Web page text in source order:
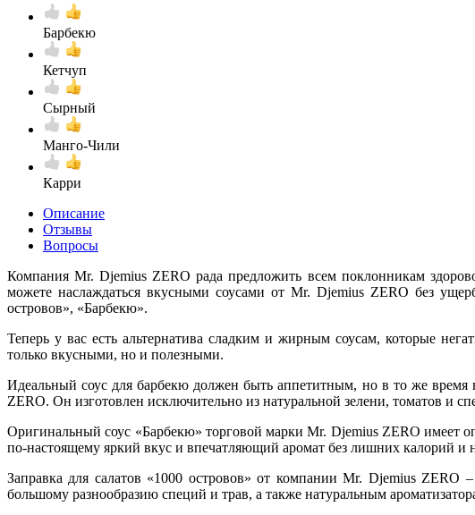
Барбекю
Кетчуп
Сырный
Манго-Чили
Карри
Описание
Отзывы
Вопросы
Компания Mr. Djemius ZERO рада предложить всем поклонникам
можете наслаждаться вкусными соусами от Mr. Djemius ZERO без
островов», «Барбекю».
Теперь у вас есть альтернатива сладким и жирным соусам, которые
только вкусными, но и полезными.
Идеальный соус для барбекю должен быть аппетитным, но в то же
ZERO. Он изготовлен исключительно из натуральной зелени, томатов и
Оригинальный соус «Барбекю» торговой марки Mr. Djemius ZERO
по-настоящему яркий вкус и впечатляющий аромат без лишних калорий и
Заправка для салатов «1000 островов» от компании Mr. Djemius ZERO
большому разнообразию специй и трав, а также натуральным